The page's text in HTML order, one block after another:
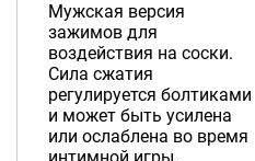
Мужская версия
зажимов для
воздействия на соски.
Сила сжатия
регулируется болтиками
и может быть усилена
или ослаблена во время